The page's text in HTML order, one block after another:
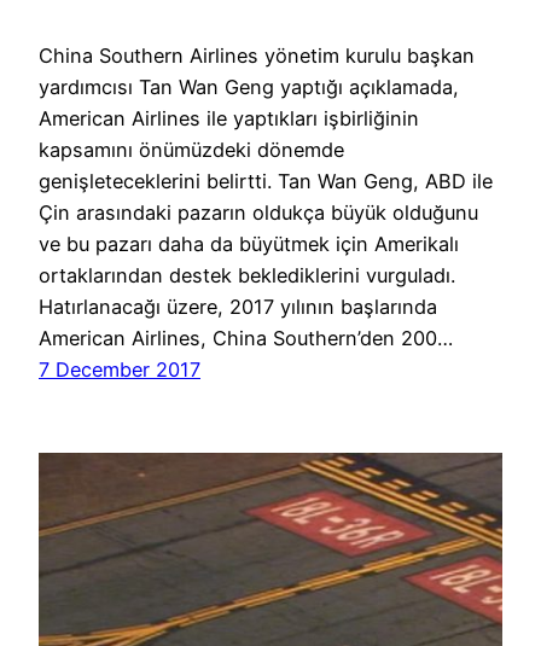
China Southern Airlines yönetim kurulu başkan
yardımcısı Tan Wan Geng yaptığı açıklamada,
American Airlines ile yaptıkları işbirliğinin
kapsamını önümüzdeki dönemde
genişleteceklerini belirtti. Tan Wan Geng, ABD ile
Çin arasındaki pazarın oldukça büyük olduğunu
ve bu pazarı daha da büyütmek için Amerikalı
ortaklarından destek beklediklerini vurguladı.
Hatırlanacağı üzere, 2017 yılının başlarında
American Airlines, China Southern’den 200…
7 December 2017